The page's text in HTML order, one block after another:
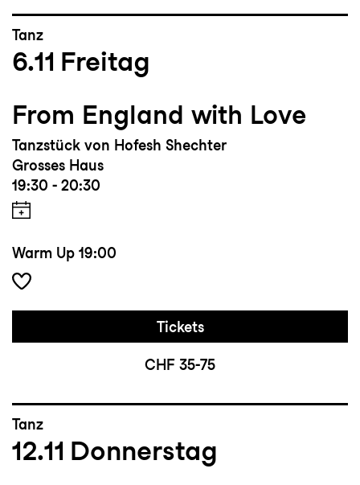
Tanz
6.11 Freitag
From England with Love
Tanzstück von Hofesh Shechter
Grosses Haus
19:30 - 20:30
Warm Up 19:00
Tickets
CHF 35-75
Tanz
12.11 Donnerstag